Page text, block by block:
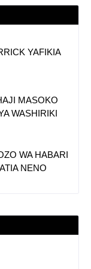
YAFIKIA
MASOKO
WASHIRIKI
WA HABARI
NENO